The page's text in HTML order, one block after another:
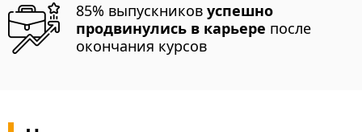
85% выпускниковуспешно
продвинулись в карьере после
окончания курсов